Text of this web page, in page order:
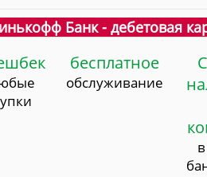
Банк - дебетовая
бесплатное
обслуживание